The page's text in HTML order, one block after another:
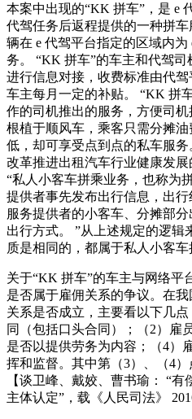
本案中出现的“KK 拼车”，是 e
代驾任务后返程提供的一种拼
辆在 e 代驾平台指定的区域内
务。 “KK 拼车”的车主和代驾
进行信息对接，收费标准由代
车主每月一定的补贴。 “KK 拼
作的司机推出的服务，方便司
根植于顺风车，乘客只需分摊
低，却可享受点到点的私车服
改革推进出租汽车行业健康发展
“私人小客车拼乘业务，也称为
提供者事先发布出行信息，出
服务提供者的小客车、分摊部
出行方式。 ”从上述规定的逻辑
质是相同的，都属于私人小客车
关于“KK 拼车”的车主与网络平
是否属于雇佣关系的争议。在
关系是否成立，主要看以下几
同（包括口头合同）；（2）雇
是否以提供劳务为内容；（4）
挥和监督。其中第（3）、（4）
【谈卫峰、戴姣、曹书瑜： “
主体认定”，载《人民司法》